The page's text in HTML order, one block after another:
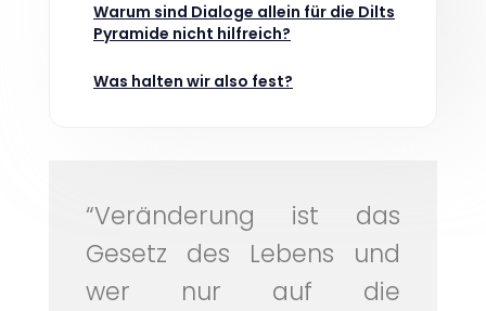
Warum sind Dialoge allein für die Dilts
Pyramide nicht hilfreich?
Was halten wir also fest?
“Veränderung ist das
Gesetz des Lebens und
wer nur auf die